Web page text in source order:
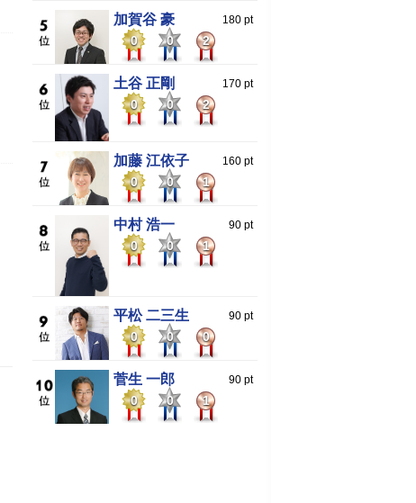
加賀谷 豪 180 pt
0 0 2
土谷 正剛 170 pt
0 0 2
加藤 江依子 160 pt
0 0 1
中村 浩一 90 pt
0 0 1
平松 二三生 90 pt
0 0 0
菅生 一郎 90 pt
0 0 1